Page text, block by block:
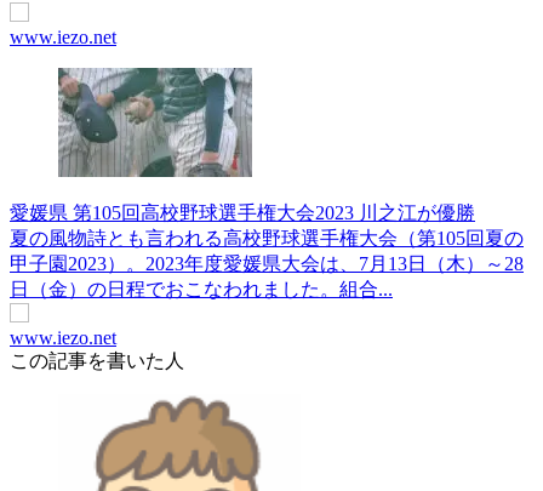
www.iezo.net
愛媛県 第105回高校野球選手権大会2023 川之江が優勝
夏の風物詩とも言われる高校野球選手権大会（第105回夏の
甲子園2023）。2023年度愛媛県大会は、7月13日（木）～28
日（金）の日程でおこなわれました。組合...
www.iezo.net
この記事を書いた人